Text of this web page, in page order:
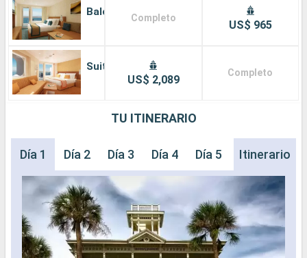
Balcón
Suite
Completo
US$ 2,089
US$ 965
Completo
TU ITINERARIO
Día 1 Día 2 Día 3 Día 4 Día 5 Itinerario